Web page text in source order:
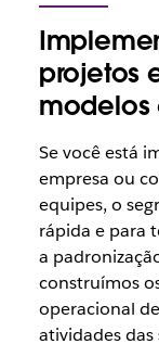
projetos
modelos
Se você está
empresa ou
equipes, o
rápida e para
a
construímos
operacional
atividades das